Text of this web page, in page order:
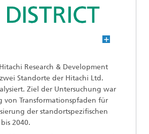
Research & Development
Standorte der Hitachi Ltd.
Ziel der Untersuchung war
von Transformationspfaden für
der standortspezifischen
2040.